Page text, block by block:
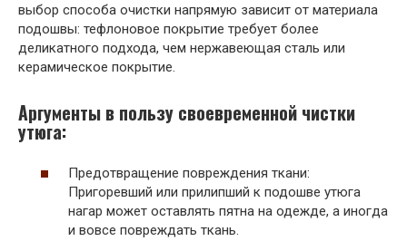
выбор способа очистки напрямую зависит от материала
подошвы: тефлоновое покрытие требует более
деликатного подхода, чем нержавеющая сталь или
керамическое покрытие.
Аргументы в пользу своевременной чистки
утюга:
Предотвращение повреждения ткани:
Пригоревший или прилипший к подошве утюга
нагар может оставлять пятна на одежде, а иногда
и вовсе повреждать ткань.